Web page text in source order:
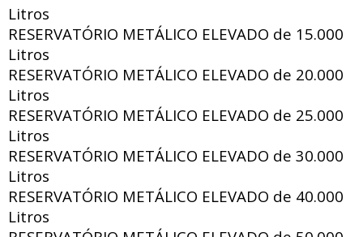
Litros
RESERVATÓRIO METÁLICO ELEVADO de 15.000
Litros
RESERVATÓRIO METÁLICO ELEVADO de 20.000
Litros
RESERVATÓRIO METÁLICO ELEVADO de 25.000
Litros
RESERVATÓRIO METÁLICO ELEVADO de 30.000
Litros
RESERVATÓRIO METÁLICO ELEVADO de 40.000
Litros